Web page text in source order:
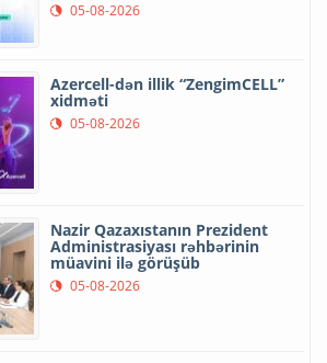
05-08-2026
Azercell-dən illik “ZengimCELL”
xidməti
05-08-2026
Nazir Qazaxıstanın Prezident
Administrasiyası rəhbərinin
müavini ilə görüşüb
05-08-2026